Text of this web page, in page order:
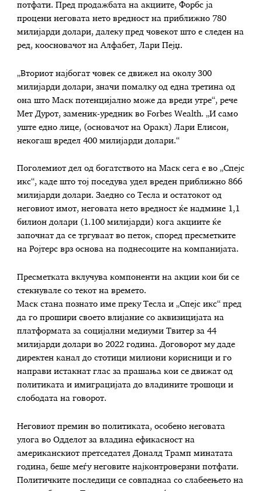
потфати. Пред продажбата на акциите, Форбс ја
процени неговата нето вредност на приближно 780
милијарди долари, далеку пред човекот што е следен на
ред, коосновачот на Алфабет, Лари Пејџ.
„Вториот најбогат човек се движел на околу 300
милијарди долари, значи помалку од една третина од
она што Маск потенцијално може да вреди утре“, рече
Мет Дурот, заменик-уредник во Forbes Wealth. „И само
уште едно лице, (основачот на Оракл) Лари Елисон,
некогаш вредел 400 милијарди долари.“
Поголемиот дел од богатството на Маск сега е во „Спејс
икс“, каде што тој поседува удел вреден приближно 866
милијарди долари. Заедно со Тесла и остатокот од
неговиот имот, неговата нето вредност ќе надмине 1,1
билион долари (1.100 милијарди) кога акциите ќе
започнат да се тргуваат во петок, според пресметките
на Ројтерс врз основа на поднесоците на компанијата.
Пресметката вклучува компоненти на акции кои би се
стекнувале со текот на времето.
Маск стана познато име преку Тесла и „Спејс икс“ пред
да го прошири своето влијание со аквизицијата на
платформата за социјални медиуми Твитер за 44
милијарди долари во 2022 година. Договорот му даде
директен канал до стотици милиони корисници и го
направи истакнат глас за прашања кои се движат од
политиката и имиграцијата до владините трошоци и
слободата на говорот.
Неговиот премин во политиката, особено неговата
улога во Одделот за владина ефикасност на
американскиот претседател Доналд Трамп минатата
година, беше меѓу неговите најконтроверзни потфати.
Политичките последици се совпаднаа со слабеењето на